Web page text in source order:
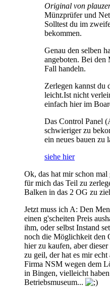
Original von
Münzprüfer und
Solltest du im
bekommen.
Genau den selben
angeboten. Bei den
Fall handeln.
Zerlegen kannst du
leicht.Ist nicht
einfach hier im
Das Control Panel
schwieriger zu
ein neues bauen zu
siehe hier
Ok, das hat mir schon
für mich das Teil zu
Balken in das 2 OG zu
Jetzt muss ich A: Den
einen g'scheiten Preis
ihm, oder selbst Instand
noch die Möglichkeit den
hier zu kaufen, aber
zu geil, der hat es mir
Firma NSM wegen dem
in Bingen, vielleicht
Betriebsmuseum...